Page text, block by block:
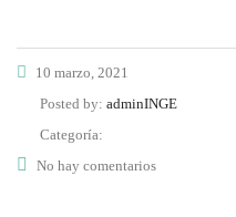
10 marzo, 2021
Posted by: adminINGE
Categoría:
No hay comentarios